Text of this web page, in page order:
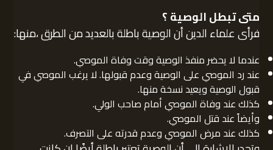
متى تبطل الوصية ؟
فرأى علماء الدين أن الوصية باطلة بالعديد من الطرق ،منها:
عندما لا يحضر منفذ الوصية وقت وفاة الموصي.
عند رد الموصي على الوصية وعدم قبولها. لا يرغب الموصي في
قبول الوصية ويعيد نسخة منها.
كذلك عند وفاة الموصي أمام صاحب الولي.
وأيضاً عند قتل الموصي.
كذلك عند مرض الموصي وعدم قدرته على التصرف.